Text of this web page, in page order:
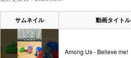
サムネイル 動画タイトル
Among Us - Believe me!